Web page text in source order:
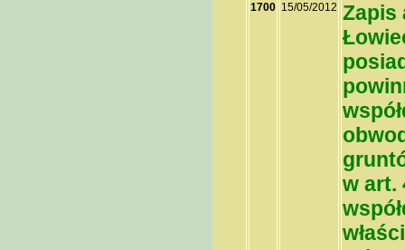
1700 15/05/2012 Zapis
w art.